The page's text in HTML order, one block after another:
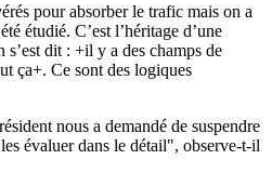
pour absorber le trafic mais on a
étudié. C’est l’héritage d’une
dit : +il y a des champs de
ça+. Ce sont des logiques
nous a demandé de suspendre
évaluer dans le détail", observe-t-il